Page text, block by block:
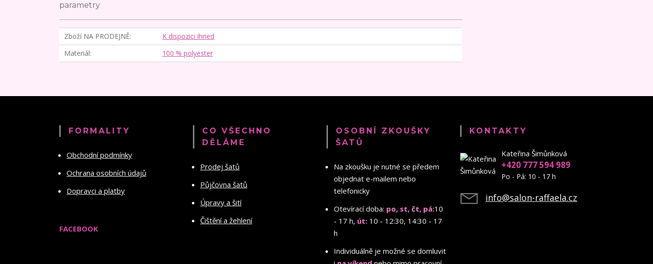
parametry
Zboží NA PRODEJNĚ
K dispozici ihned
Materiál
100 % polyester
FORMALITY
Obchodní podmínky
Ochrana osobních údajů
Dopravci a platby
FACEBOOK
CO VŠECHNO
DĚLÁME
Prodej šatů
Půjčovna šatů
Úpravy a šití
Čištění a žehlení
OSOBNÍ ZKOUŠKY
ŠATŮ
Na zkoušku je nutné se předem
objednat e-mailem nebo
telefonicky
Otevírací doba: po, st, čt, pá:10
- 17 h, út: 10 - 12:30, 14:30 - 17
h
Individuálně je možné se domluvit
KONTAKTY
Kateřina Šimůnková
+420 777 594 989
Po - Pá: 10 - 17 h
info@salon-raffaela.cz